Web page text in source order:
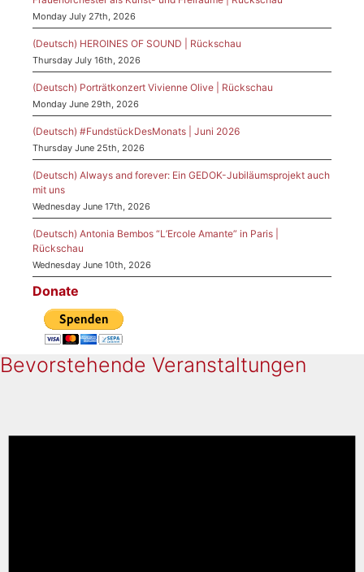
Monday July 27th, 2026
(Deutsch) HEROINES OF SOUND | Rückschau
Thursday July 16th, 2026
(Deutsch) Porträtkonzert Vivienne Olive | Rückschau
Monday June 29th, 2026
(Deutsch) #FundstückDesMonats | Juni 2026
Thursday June 25th, 2026
(Deutsch) Always and forever: Ein GEDOK-Jubiläumsprojekt auch
mit uns
Wednesday June 17th, 2026
(Deutsch) Antonia Bembos “L’Ercole Amante” in Paris |
Rückschau
Wednesday June 10th, 2026
Donate
Bevorstehende Veranstaltungen